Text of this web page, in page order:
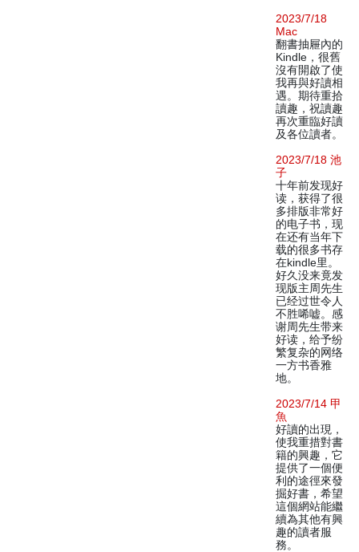
2023/7/18
Mac
翻書抽屜內的
Kindle，很舊
沒有開啟了使
我再與好讀相
遇。期待重拾
讀趣，祝讀趣
再次重臨好讀
及各位讀者。
2023/7/18 池
子
十年前发现好
读，获得了很
多排版非常好
的电子书，现
在还有当年下
载的很多书存
在kindle里。
好久没来竟发
现版主周先生
已经过世令人
不胜唏嘘。感
谢周先生带来
好读，给予纷
繁复杂的网络
一方书香雅
地。
2023/7/14 甲
魚
好讀的出現，
使我重措對書
籍的興趣，它
提供了一個便
利的途徑來發
掘好書，希望
這個網站能繼
續為其他有興
趣的讀者服
務。